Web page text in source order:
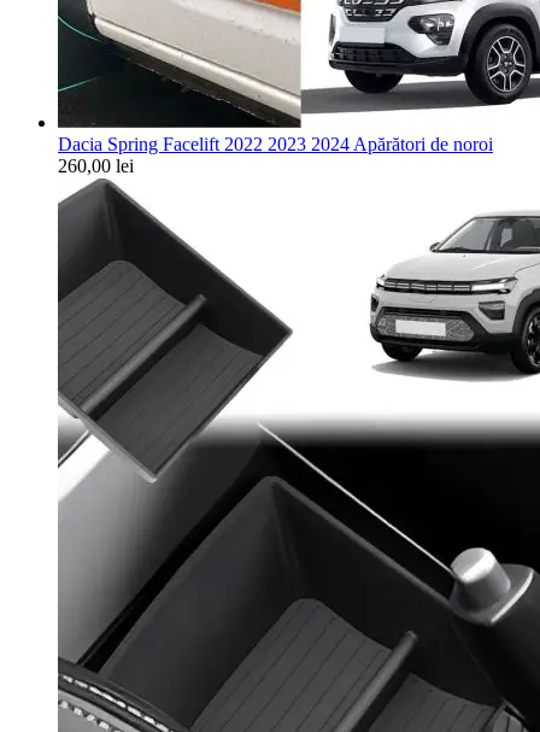
Dacia Spring Facelift 2022 2023 2024 Apărători de noroi
260,00 lei